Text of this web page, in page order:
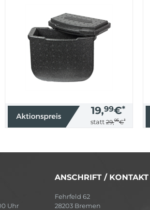
19,99€*
statt 29,95€*
Uhr
ANSCHRIFT / KONTAKT
Fehrfeld 62
28203 Bremen